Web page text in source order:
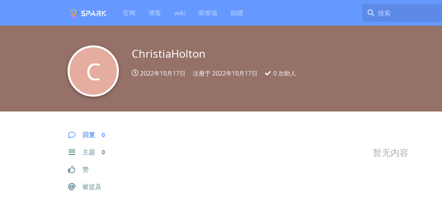
官网 博客 wiki 荣誉墙 捐赠
C
ChristiaHolton
2022年10月17日 注册于2022年10月17日 0 次助人
回复 0
主题 0
赞
被提及
暂无内容